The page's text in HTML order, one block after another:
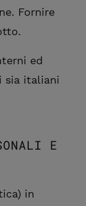
Fornire
ed
sia italiani
E
in